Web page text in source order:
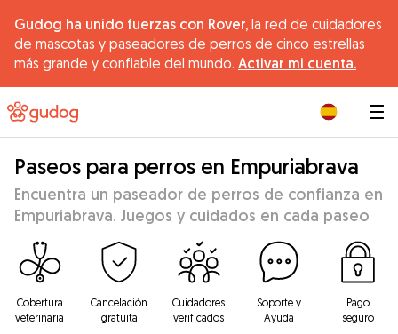
Gudog ha unido fuerzas con Rover, la red de cuidadores
de mascotas y paseadores de perros de cinco estrellas
más grande y confiable del mundo. Activar mi cuenta.
Paseos para perros en Empuriabrava
Encuentra un paseador de perros de confianza en
Empuriabrava. Juegos y cuidados en cada paseo
Cobertura
veterinaria
Cancelación
gratuita
Cuidadores
verificados
Soporte y
Ayuda
Pago
seguro